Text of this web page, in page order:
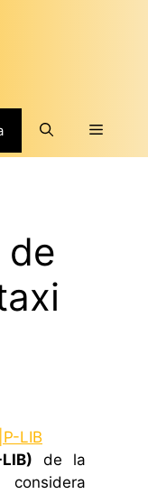
Menú
de
de la